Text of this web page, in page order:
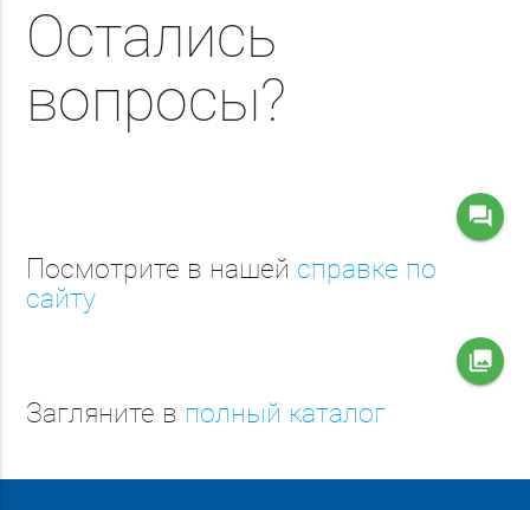
Остались
вопросы?
question_answer
Посмотрите в нашей справке по
сайту
collections
Загляните в полный каталог